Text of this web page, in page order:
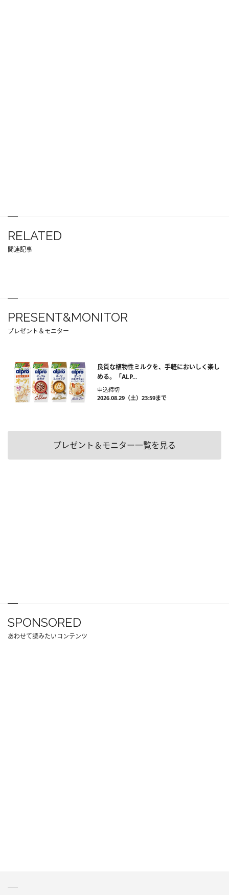
RELATED
関連記事
PRESENT&MONITOR
プレゼント＆モニター
良質な植物性ミルクを、手軽においしく楽し
める。「ALP...
申込締切
2026.08.29（土）23:59まで
プレゼント＆モニター一覧を見る
SPONSORED
あわせて読みたいコンテンツ